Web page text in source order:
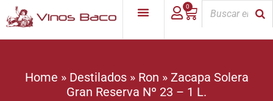
0
Home » Destilados» Ron » Zacapa Solera
Gran Reserva Nº 23 – 1 L.